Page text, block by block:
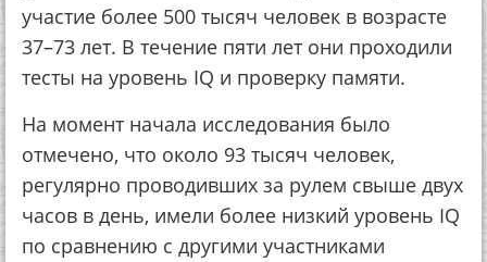
участие более 500 тысяч человек в возрасте
37–73 лет. В течение пяти лет они проходили
тесты на уровень IQ и проверку памяти.
На момент начала исследования было
отмечено, что около 93 тысяч человек,
регулярно проводивших за рулем свыше двух
часов в день, имели более низкий уровень IQ
по сравнению с другими участниками